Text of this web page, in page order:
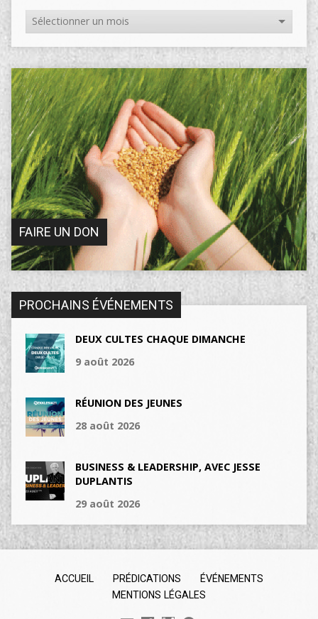
FAIRE UN DON
PROCHAINS ÉVÉNEMENTS
DEUX CULTES CHAQUE DIMANCHE
9 août 2026
RÉUNION DES JEUNES
28 août 2026
BUSINESS & LEADERSHIP, AVEC JESSE
DUPLANTIS
29 août 2026
ACCUEIL PRÉDICATIONS
ÉVÉNEMENTS
MENTIONS LÉGALES